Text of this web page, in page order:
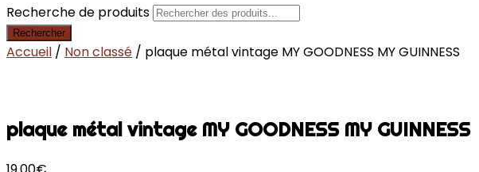
Recherche de produits
Rechercher
Accueil / Non classé / plaque métal vintage MY GOODNESS MY GUINNESS
plaque métal vintage MY GOODNESS MY GUINNESS